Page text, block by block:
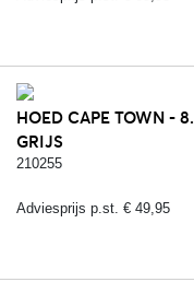
HOED CAPE TOWN - 8.
GRIJS
210255
Adviesprijs p.st. € 49,95